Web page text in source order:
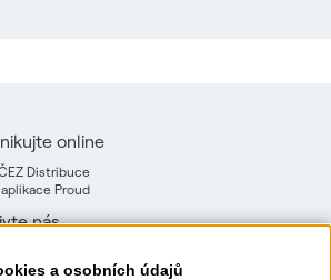
a osobních údajů
online
Distribuce
Proud
nás